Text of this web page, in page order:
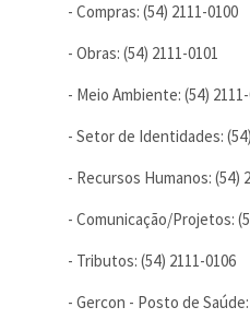
- Compras: (54) 2111-0100
- Obras: (54) 2111-0101
- Meio Ambiente: (54)
- Setor de Identidades:
- Recursos Humanos: (54)
- Comunicação/Projetos:
- Tributos: (54) 2111-0106
- Gercon - Posto de